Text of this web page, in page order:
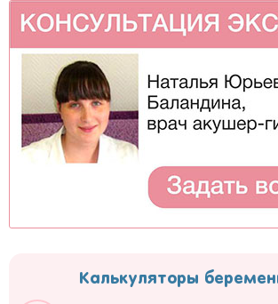
Калькуляторы